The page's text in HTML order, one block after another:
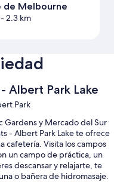
de Melbourne
2.3 km
Albert Park Lake
Park
Gardens y Mercado del Sur
- Albert Park Lake te ofrece
cafetería. Visita los campos
un campo de práctica, un
descansar y relajarte, te
o bañera de hidromasaje.